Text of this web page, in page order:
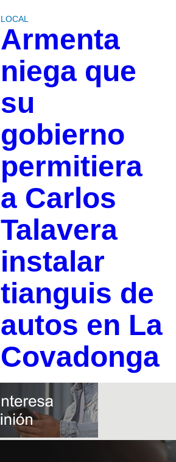
LOCAL
Armenta
niega que
su
gobierno
permitiera
a Carlos
Talavera
instalar
tianguis de
autos en La
Covadonga